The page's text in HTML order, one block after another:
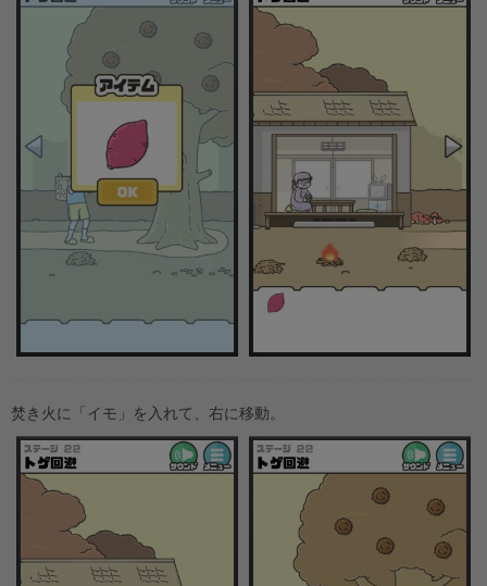
焚き火に「イモ」を入れて、右に移動。